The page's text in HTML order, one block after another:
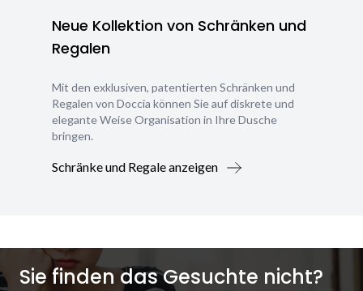
Neue Kollektion von Schränken und
Regalen
Mit den exklusiven, patentierten Schränken und
Regalen von Doccia können Sie auf diskrete und
elegante Weise Organisation in Ihre Dusche
bringen.
Schränke und Regale anzeigen
Sie finden das Gesuchte nicht?